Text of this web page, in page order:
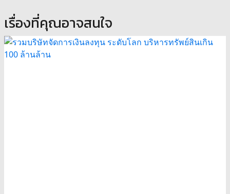
เรื่องที่คุณอาจสนใจ